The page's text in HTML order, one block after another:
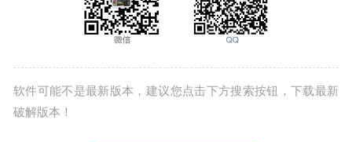
软件可能不是最新版本，建议您点击下方搜索按钮，下载最新
破解版本！